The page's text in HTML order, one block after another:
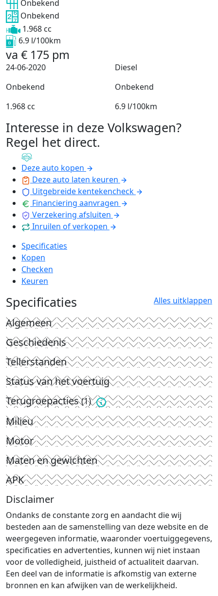
Onbekend
Onbekend
1.968 cc
6.9 l/100km
va € 175 pm
24-06-2020
Diesel
Onbekend
Onbekend
1.968 cc
6.9 l/100km
Interesse in deze Volkswagen?
Regel het direct.
Deze auto kopen
Deze auto laten keuren
Uitgebreide kentekencheck
Financiering aanvragen
Verzekering afsluiten
Inruilen of verkopen
Specificaties
Kopen
Checken
Keuren
Specificaties Alles uitklappen
Algemeen
Geschiedenis
Tellerstanden
Status van het voertuig
Terugroepacties(1)
Milieu
Motor
Maten en gewichten
APK
Disclaimer
Ondanks de constante zorg en aandacht die wij
besteden aan de samenstelling van deze website en de
weergegeven informatie, waaronder voertuiggegevens,
specificaties en advertenties, kunnen wij niet instaan
voor de volledigheid, juistheid of actualiteit daarvan.
Een deel van de informatie is afkomstig van externe
bronnen en kan afwijken van de werkelijkheid.